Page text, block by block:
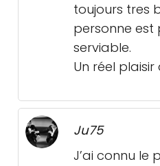
toujours tres
personne est
serviable.
Un réel plaisir
Ju75
J’ai connu le